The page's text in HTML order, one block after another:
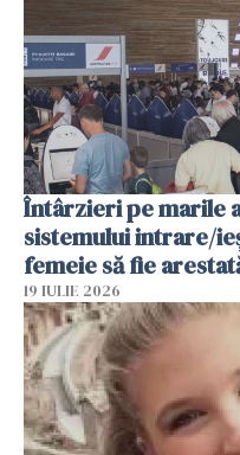
Întârzieri pe marile
sistemului intrare/
femeie să fie
19 IULIE 2026